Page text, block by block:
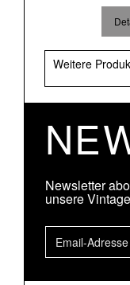
Weitere
Newsletter
unsere